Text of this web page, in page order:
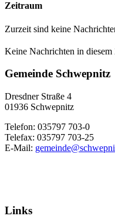
Zeitraum
Zurzeit sind keine
Keine Nachrichten in diesem
Gemeinde Schwepnitz
Dresdner Straße 4
01936 Schwepnitz
Telefon: 035797 703-0
Telefax: 035797 703-25
E-Mail:
Links